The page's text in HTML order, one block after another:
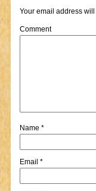
Your email address
Comment
Name *
Email *